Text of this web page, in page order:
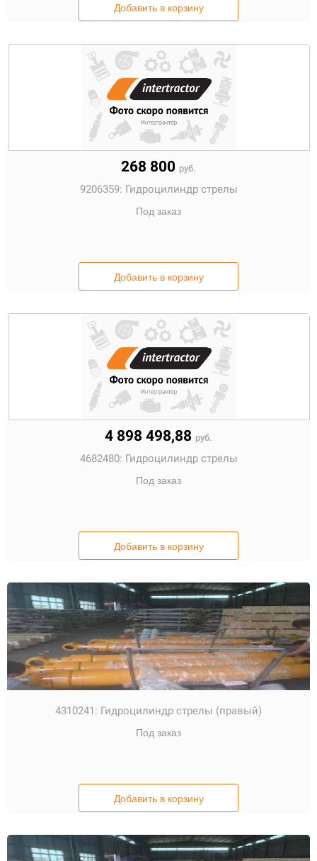
Добавить в корзину
268 800 руб.
9206359: Гидроцилиндр стрелы
Под заказ
Добавить в корзину
4 898 498,88 руб.
4682480: Гидроцилиндр стрелы
Под заказ
Добавить в корзину
4310241: Гидроцилиндр стрелы (правый)
Под заказ
Добавить в корзину